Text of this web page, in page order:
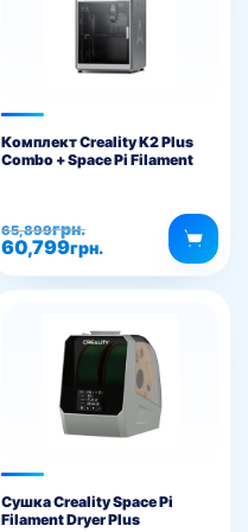
Комплект Creality K2 Plus
Combo + Space Pi Filament
65,899грн.
Оригінальна
ціна:
60,799грн.
Поточна
ціна:
Сушка Creality Space Pi
Filament Dryer Plus